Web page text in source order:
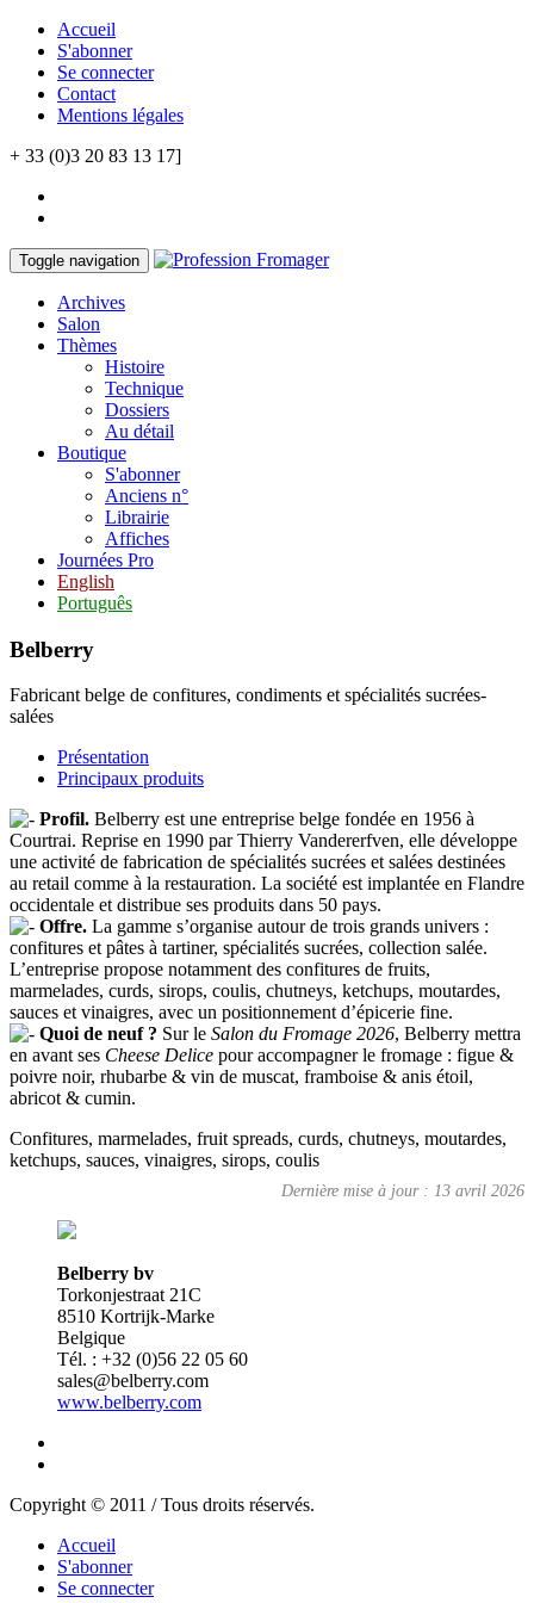
Accueil
S'abonner
Se connecter
Contact
Mentions légales
+ 33 (0)3 20 83 13 17]
Toggle navigation
Archives
Salon
Thèmes
Histoire
Technique
Dossiers
Au détail
Boutique
S'abonner
Anciens n°
Librairie
Affiches
Journées Pro
English
Português
Belberry
Fabricant belge de confitures, condiments et spécialités sucrées-
salées
Présentation
Principaux produits
Profil. Belberry est une entreprise belge fondée en 1956 à
Courtrai. Reprise en 1990 par Thierry Vandererfven, elle développe
une activité de fabrication de spécialités sucrées et salées destinées
au retail comme à la restauration. La société est implantée en Flandre
occidentale et distribue ses produits dans 50 pays.
Offre. La gamme s’organise autour de trois grands univers :
confitures et pâtes à tartiner, spécialités sucrées, collection salée.
L’entreprise propose notamment des confitures de fruits,
marmelades, curds, sirops, coulis, chutneys, ketchups, moutardes,
sauces et vinaigres, avec un positionnement d’épicerie fine.
Quoi de neuf ? Sur le Salon du Fromage 2026, Belberry mettra
en avant ses Cheese Delice pour accompagner le fromage : figue &
poivre noir, rhubarbe & vin de muscat, framboise & anis étoil,
abricot & cumin.
Confitures, marmelades, fruit spreads, curds, chutneys, moutardes,
ketchups, sauces, vinaigres, sirops, coulis
Dernière mise à jour : 13 avril 2026
Belberry bv
Torkonjestraat 21C
8510 Kortrijk-Marke
Belgique
Tél. : +32 (0)56 22 05 60
sales@belberry.com
www.belberry.com
Copyright © 2011 / Tous droits réservés.
Accueil
S'abonner
Se connecter